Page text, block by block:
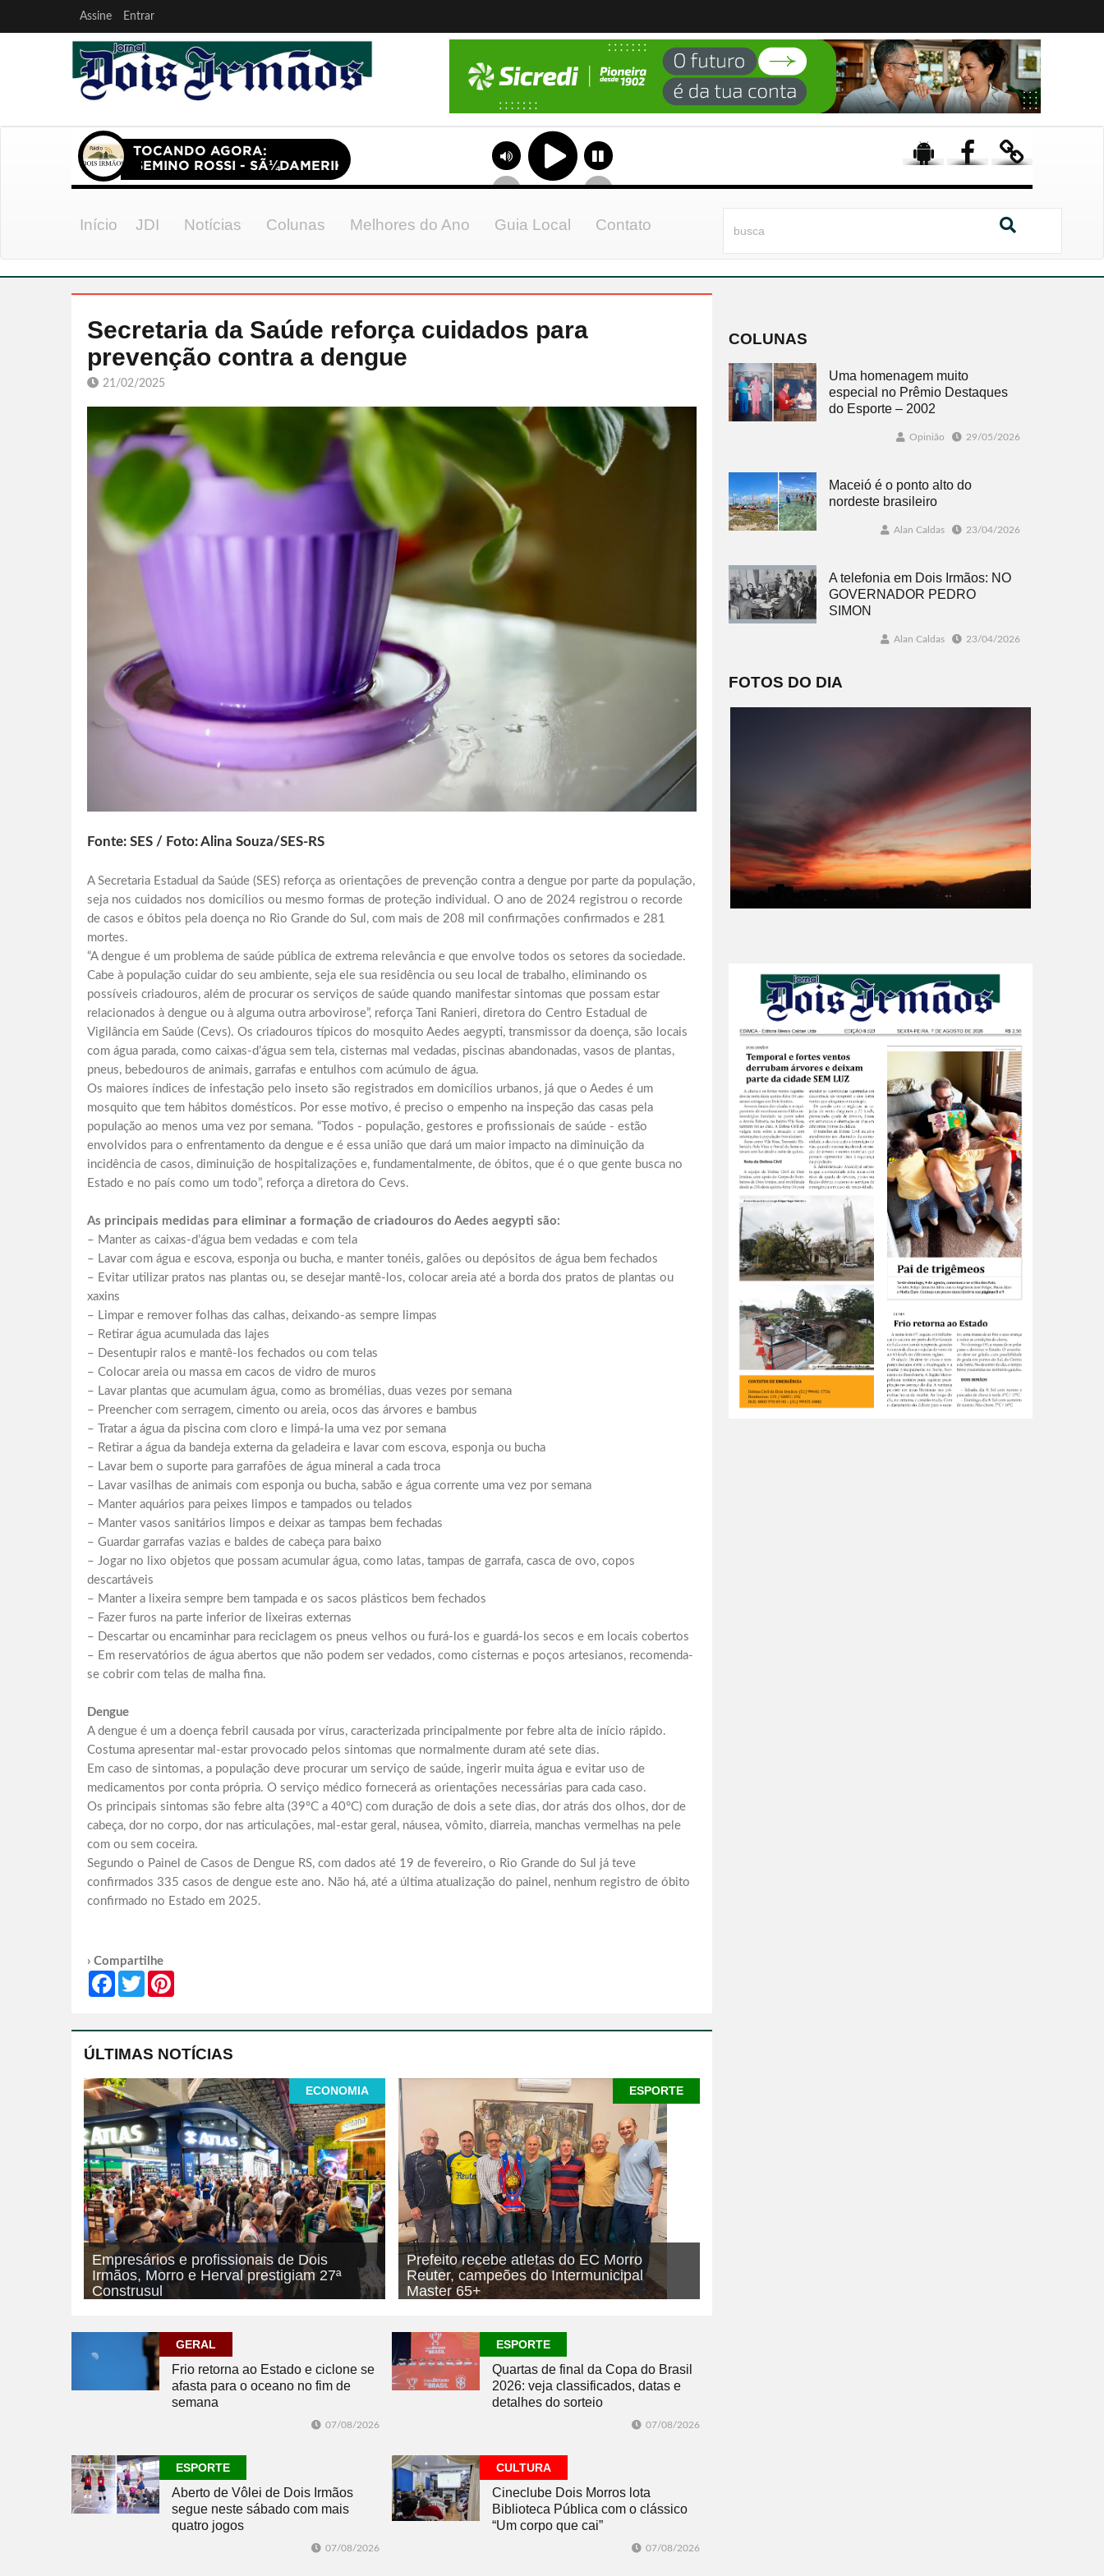
Assine Entrar
Início JDI Notícias Colunas Melhores do Ano Guia Local Contato
Secretaria da Saúde reforça cuidados para
prevenção contra a dengue
21/02/2025
Fonte: SES / Foto: Alina Souza/SES-RS
A Secretaria Estadual da Saúde (SES) reforça as orientações de prevenção contra a dengue por parte da população,
seja nos cuidados nos domicílios ou mesmo formas de proteção individual. O ano de 2024 registrou o recorde
de casos e óbitos pela doença no Rio Grande do Sul, com mais de 208 mil confirmações confirmados e 281
mortes.
“A dengue é um problema de saúde pública de extrema relevância e que envolve todos os setores da sociedade.
Cabe à população cuidar do seu ambiente, seja ele sua residência ou seu local de trabalho, eliminando os
possíveis criadouros, além de procurar os serviços de saúde quando manifestar sintomas que possam estar
relacionados à dengue ou à alguma outra arbovirose”, reforça Tani Ranieri, diretora do Centro Estadual de
Vigilância em Saúde (Cevs). Os criadouros típicos do mosquito Aedes aegypti, transmissor da doença, são locais
com água parada, como caixas-d’água sem tela, cisternas mal vedadas, piscinas abandonadas, vasos de plantas,
pneus, bebedouros de animais, garrafas e entulhos com acúmulo de água.
Os maiores índices de infestação pelo inseto são registrados em domicílios urbanos, já que o Aedes é um
mosquito que tem hábitos domésticos. Por esse motivo, é preciso o empenho na inspeção das casas pela
população ao menos uma vez por semana. “Todos - população, gestores e profissionais de saúde - estão
envolvidos para o enfrentamento da dengue e é essa união que dará um maior impacto na diminuição da
incidência de casos, diminuição de hospitalizações e, fundamentalmente, de óbitos, que é o que gente busca no
Estado e no país como um todo”, reforça a diretora do Cevs.
As principais medidas para eliminar a formação de criadouros do Aedes aegypti são:
– Manter as caixas-d’água bem vedadas e com tela
– Lavar com água e escova, esponja ou bucha, e manter tonéis, galões ou depósitos de água bem fechados
– Evitar utilizar pratos nas plantas ou, se desejar mantê-los, colocar areia até a borda dos pratos de plantas ou
xaxins
– Limpar e remover folhas das calhas, deixando-as sempre limpas
– Retirar água acumulada das lajes
– Desentupir ralos e mantê-los fechados ou com telas
– Colocar areia ou massa em cacos de vidro de muros
– Lavar plantas que acumulam água, como as bromélias, duas vezes por semana
– Preencher com serragem, cimento ou areia, ocos das árvores e bambus
– Tratar a água da piscina com cloro e limpá-la uma vez por semana
– Retirar a água da bandeja externa da geladeira e lavar com escova, esponja ou bucha
– Lavar bem o suporte para garrafões de água mineral a cada troca
– Lavar vasilhas de animais com esponja ou bucha, sabão e água corrente uma vez por semana
– Manter aquários para peixes limpos e tampados ou telados
– Manter vasos sanitários limpos e deixar as tampas bem fechadas
– Guardar garrafas vazias e baldes de cabeça para baixo
– Jogar no lixo objetos que possam acumular água, como latas, tampas de garrafa, casca de ovo, copos
descartáveis
– Manter a lixeira sempre bem tampada e os sacos plásticos bem fechados
– Fazer furos na parte inferior de lixeiras externas
– Descartar ou encaminhar para reciclagem os pneus velhos ou furá-los e guardá-los secos e em locais cobertos
– Em reservatórios de água abertos que não podem ser vedados, como cisternas e poços artesianos, recomenda-
se cobrir com telas de malha fina.
Dengue
A dengue é um a doença febril causada por vírus, caracterizada principalmente por febre alta de início rápido.
Costuma apresentar mal-estar provocado pelos sintomas que normalmente duram até sete dias.
Em caso de sintomas, a população deve procurar um serviço de saúde, ingerir muita água e evitar uso de
medicamentos por conta própria. O serviço médico fornecerá as orientações necessárias para cada caso.
Os principais sintomas são febre alta (39°C a 40°C) com duração de dois a sete dias, dor atrás dos olhos, dor de
cabeça, dor no corpo, dor nas articulações, mal-estar geral, náusea, vômito, diarreia, manchas vermelhas na pele
com ou sem coceira.
Segundo o Painel de Casos de Dengue RS, com dados até 19 de fevereiro, o Rio Grande do Sul já teve
confirmados 335 casos de dengue este ano. Não há, até a última atualização do painel, nenhum registro de óbito
confirmado no Estado em 2025.
› Compartilhe
Facebook
Twitter
ÚLTIMAS NOTÍCIAS
ECONOMIA
Empresários e profissionais de Dois
Irmãos, Morro e Herval prestigiam 27ª
Construsul
ESPORTE
Prefeito recebe atletas do EC Morro
Reuter, campeões do Intermunicipal
Master 65+
GERAL
Frio retorna ao Estado e ciclone se
afasta para o oceano no fim de
semana
07/08/2026
ESPORTE
Quartas de final da Copa do Brasil
2026: veja classificados, datas e
detalhes do sorteio
07/08/2026
ESPORTE
Aberto de Vôlei de Dois Irmãos
segue neste sábado com mais
quatro jogos
07/08/2026
CULTURA
Cineclube Dois Morros lota
Biblioteca Pública com o clássico
“Um corpo que cai”
07/08/2026
COLUNAS
Uma homenagem muito
especial no Prêmio Destaques
do Esporte – 2002
Opinião 29/05/2026
Maceió é o ponto alto do
nordeste brasileiro
Alan Caldas 23/04/2026
A telefonia em Dois Irmãos: NO
GOVERNADOR PEDRO
SIMON
Alan Caldas 23/04/2026
FOTOS DO DIA